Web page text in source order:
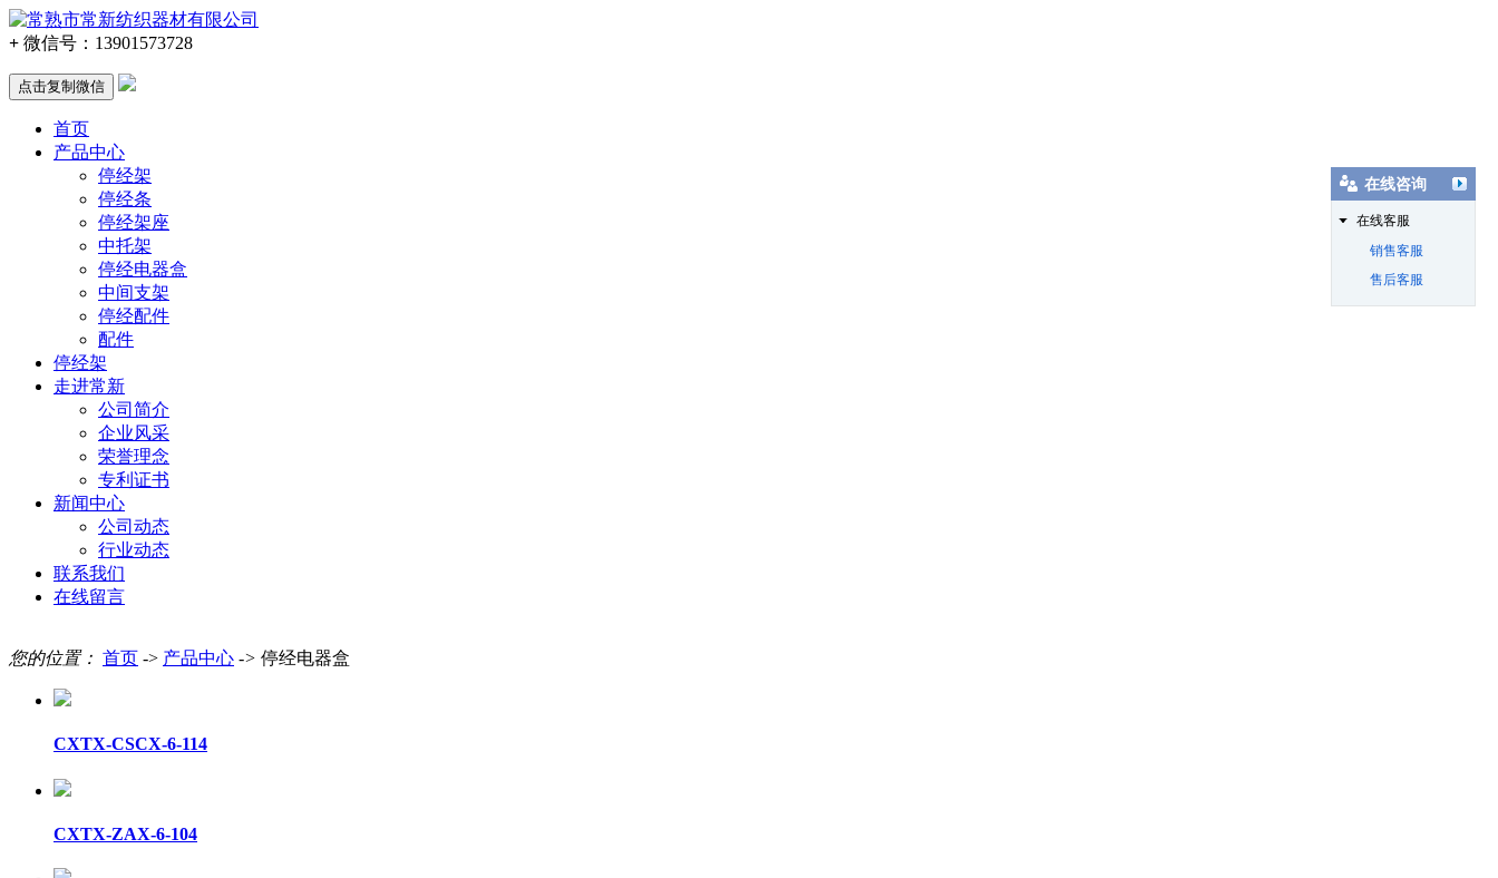
+ 微信号： 13901573728
点击复制微信
首页
产品中心
停经架
停经条
停经架座
中托架
停经电器盒
中间支架
停经配件
配件
停经架
走进常新
公司简介
企业风采
荣誉理念
专利证书
新闻中心
公司动态
行业动态
联系我们
在线留言
您的位置： 首页 -> 产品中心 -> 停经电器盒
CXTX-CSCX-6-114
CXTX-ZAX-6-104
在线咨询
在线客服
销售客服
售后客服